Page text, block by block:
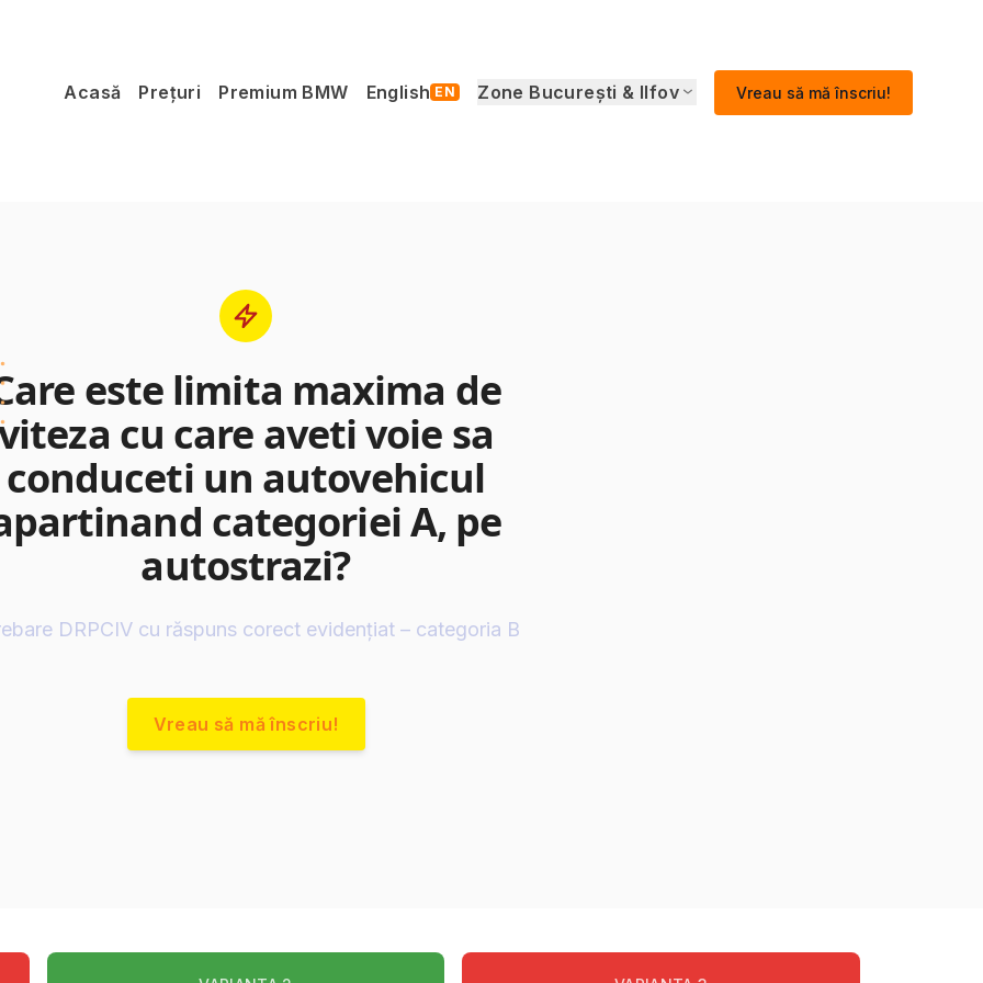
Acasă Prețuri Premium BMW English EN Zone București & Ilfov Vreau să mă înscriu!
este limita maxima de
cu care aveti voie sa
conduceti un autovehicul
categoriei A, pe
autostrazi?
DRPCIV cu răspuns corect evidențiat – categoria B
Vreau să mă înscriu!